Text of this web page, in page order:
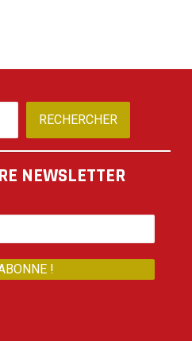
RECHERCHER
NEWSLETTER